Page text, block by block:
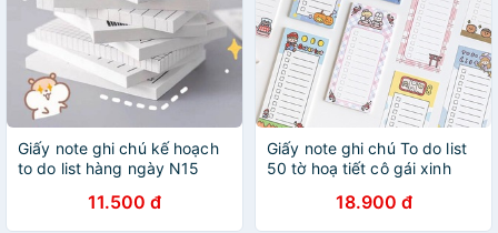
Giấy note ghi chú kế hoạch
to do list hàng ngày N15
11.500 đ
Giấy note ghi chú To do list
50 tờ hoạ tiết cô gái xinh
18.900 đ